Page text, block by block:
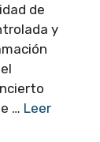
de
y
… Leer